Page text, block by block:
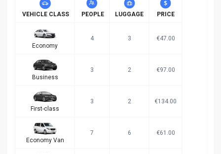
VEHICLE CLASS PEOPLE LUGGAGE PRICE
Economy
4 3 €47.00
Business
3 2 €97.00
First-class
3 2 €134.00
Economy Van
7 6 €61.00